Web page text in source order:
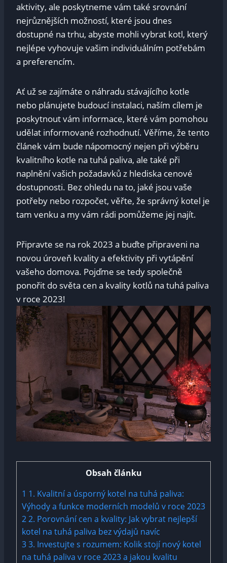
‍aktivity, ⁢ale poskytneme vám ‍také‌ srovnání
nejrůznějších možností, ‍které jsou dnes
dostupné na trhu, abyste ​mohli ⁢vybrat kotl, který
nejlépe vyhovuje vašim ⁤individuálním potřebám​
a‍ preferencím.
Ať už se zajímáte o náhradu stávajícího kotle
nebo plánujete⁣ budoucí instalaci, ‍naším cílem je
poskytnout vám ‌informace, které vám pomohou
udělat informované‍ rozhodnutí. Věříme,‌ že ⁣tento
článek vám bude nápomocný nejen při výběru
kvalitního kotle na​ tuhá paliva, ale také⁤ při
naplnění vašich požadavků z hlediska cenové
⁣dostupnosti. Bez ohledu ‌na to,‍ jaké jsou vaše
potřeby nebo ⁢rozpočet, věřte, že správný kotel⁣ je⁢
tam venku a​ my vám rádi pomůžeme jej⁣ najít.
Připravte se na rok 2023 a buďte připraveni ​na
novou úroveň kvality a efektivity při vytápění
⁣vašeho domova. Pojďme se​ tedy‌ společně
ponořit do světa cen a kvality kotlů na⁤ tuhá paliva​
v roce 2023!
Obsah článku
1 1.⁣ Kvalitní a⁣ úsporný kotel na tuhá paliva:
Výhody a ​funkce moderních‌ modelů ⁢v‌ roce 2023
22. Porovnání cen a kvality: Jak​ vybrat nejlepší
kotel na tuhá paliva bez výdajů navíc
33. Investujte s‍ rozumem: Kolik stojí nový kotel
na tuhá paliva v roce 2023 a jakou kvalitu